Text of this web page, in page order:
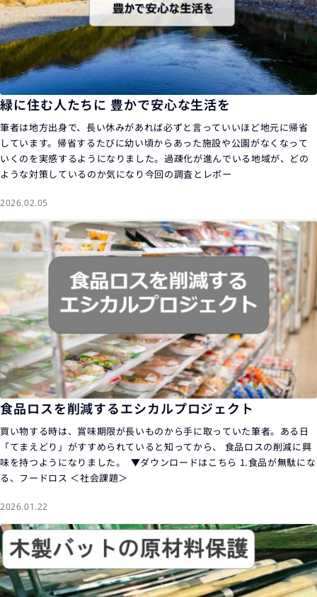
緑に住む人たちに 豊かで安心な生活を
筆者は地方出身で、長い休みがあれば必ずと言っていいほど地元に帰省
しています。帰省するたびに幼い頃からあった施設や公園がなくなって
いくのを実感するようになりました。過疎化が進んでいる地域が、どの
ような対策しているのか気になり今回の調査とレポー
2026.02.05
食品ロスを削減するエシカルプロジェクト
買い物する時は、賞味期限が長いものから手に取っていた筆者。ある日
「てまえどり」がすすめられていると知ってから、 食品ロスの削減に興
味を持つようになりました。 ▼ダウンロードはこちら 1.食品が無駄にな
る、フードロス ＜社会課題＞
2026.01.22